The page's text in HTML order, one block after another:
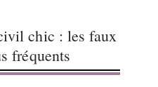
chic : les faux
fréquents